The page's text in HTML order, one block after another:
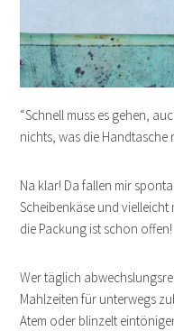
“Schnell muss es gehen,
nichts, was die Handtasche
Na klar! Da fallen mir
Scheibenkäse und
die Packung ist schon offen!
Wer täglich
Mahlzeiten für unterwegs
Atem oder blinzelt